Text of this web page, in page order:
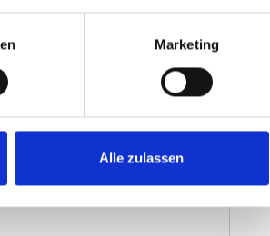
Marketing
Alle zulassen
Lesen Sie mehr
Elektrolift und